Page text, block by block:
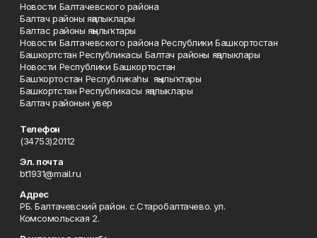
Новости Балтачевского района
Балтач районы яңалыклары
Балтас районы яңылыҡтары
Новости Балтачевского района Республики Башкортостан
Башкортстан Республикасы Балтач районы яңалыклары
Новости Республики Башкортостан
Башҡортостан Республикаһы яңылыҡтары
Башкортстан Республикасы яңалыклары
Балтач районын увер
Телефон
(34753)20112
Эл. почта
bt1931@mail.ru
Адрес
РБ. Балтачевский район. с.Старобалтачево. ул.
Комсомольская 2.